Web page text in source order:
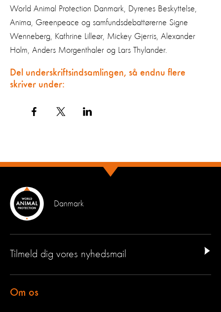
World Animal Protection Danmark, Dyrenes Beskyttelse,
Anima, Greenpeace og samfundsdebattørerne Signe
Wenneberg, Kathrine Lilleør, Mickey Gjerris, Alexander
Holm, Anders Morgenthaler og Lars Thylander.
Del underskriftsindsamlingen, så endnu flere
skriver under:
Danmark
Tilmeld dig vores nyhedsmail
Om os